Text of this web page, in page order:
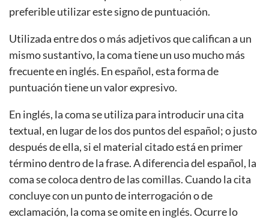
preferible utilizar este signo de puntuación.
Utilizada entre dos o más adjetivos que califican a un
mismo sustantivo, la coma tiene un uso mucho más
frecuente en inglés. En español, esta forma de
puntuación tiene un valor expresivo.
En inglés, la coma se utiliza para introducir una cita
textual, en lugar de los dos puntos del español; o justo
después de ella, si el material citado está en primer
término dentro de la frase. A diferencia del español, la
coma se coloca dentro de las comillas. Cuando la cita
concluye con un punto de interrogación o de
exclamación, la coma se omite en inglés. Ocurre lo